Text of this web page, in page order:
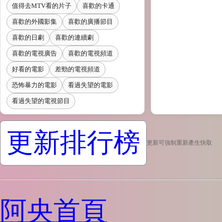
值得去MTV看的片子 喜歡的卡通
喜歡的外國影集 喜歡的廣播節目
喜歡的日劇 喜歡的連續劇
喜歡的電視廣告 喜歡的電視頻道
好看的電影 差勁的電視頻道
恐怖暴力的電影 看過失望的電影
看過失望的電視節目
更新排行榜 更新可強制重新產生快取
阿央首頁